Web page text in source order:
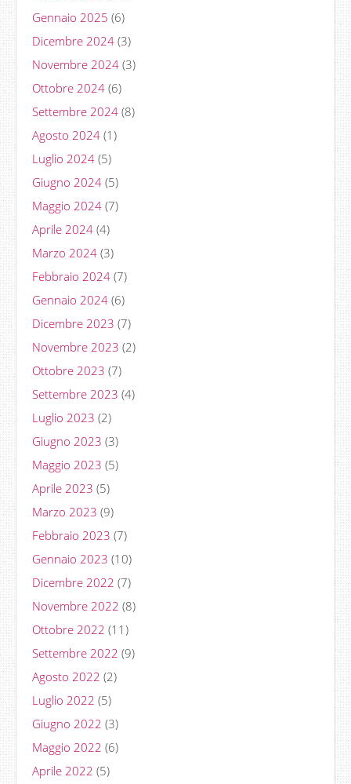
Gennaio 2025 (6)
Dicembre 2024 (3)
Novembre 2024 (3)
Ottobre 2024 (6)
Settembre 2024 (8)
Agosto 2024 (1)
Luglio 2024 (5)
Giugno 2024 (5)
Maggio 2024 (7)
Aprile 2024 (4)
Marzo 2024 (3)
Febbraio 2024 (7)
Gennaio 2024 (6)
Dicembre 2023 (7)
Novembre 2023 (2)
Ottobre 2023 (7)
Settembre 2023 (4)
Luglio 2023 (2)
Giugno 2023 (3)
Maggio 2023 (5)
Aprile 2023 (5)
Marzo 2023 (9)
Febbraio 2023 (7)
Gennaio 2023 (10)
Dicembre 2022 (7)
Novembre 2022 (8)
Ottobre 2022 (11)
Settembre 2022 (9)
Agosto 2022 (2)
Luglio 2022 (5)
Giugno 2022 (3)
Maggio 2022 (6)
Aprile 2022 (5)